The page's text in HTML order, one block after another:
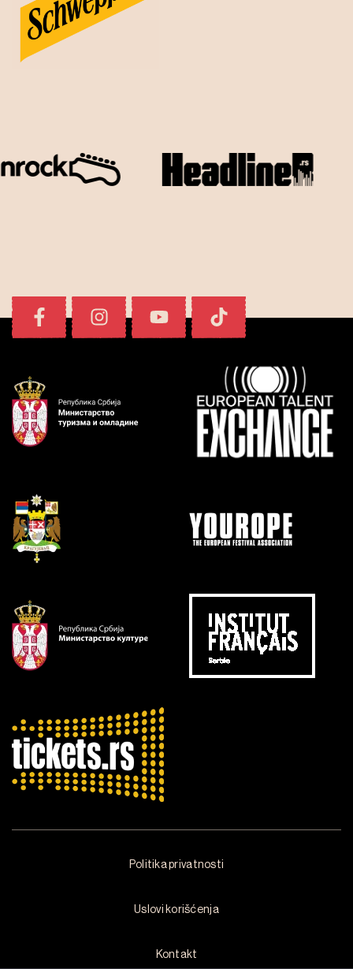
Politika privatnosti
Uslovi korišćenja
Kontakt